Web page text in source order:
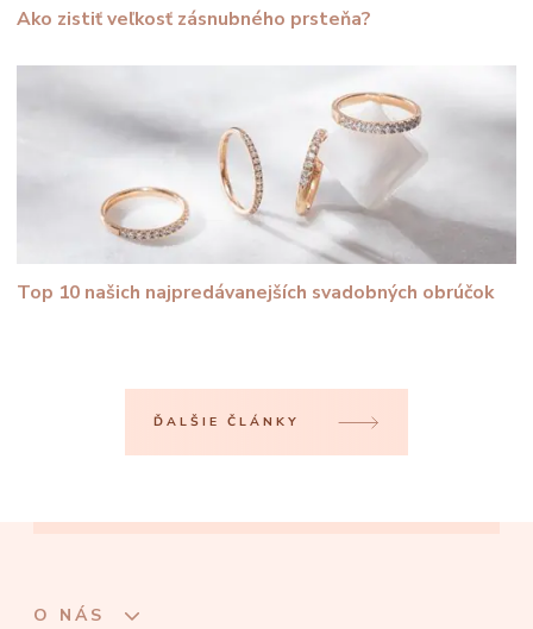
Ako zistiť veľkosť zásnubného prsteňa?
Top 10 našich najpredávanejších svadobných obrúčok
ĎALŠIE ČLÁNKY
O NÁS